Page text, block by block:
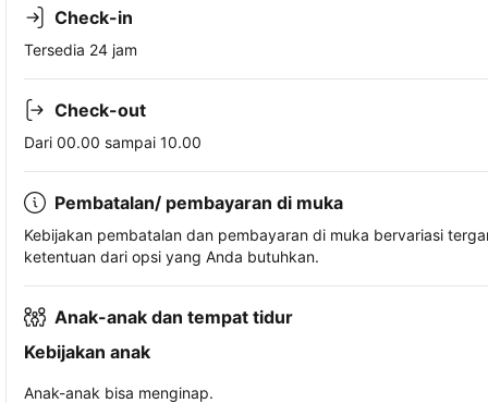
Check-in
Tersedia 24 jam
Check-out
Dari 00.00 sampai 10.00
Pembatalan/ pembayaran di muka
Kebijakan pembatalan dan pembayaran di muka bervariasi
ketentuan dari opsi yang Anda butuhkan.
Anak-anak dan tempat tidur
Kebijakan anak
Anak-anak bisa menginap.